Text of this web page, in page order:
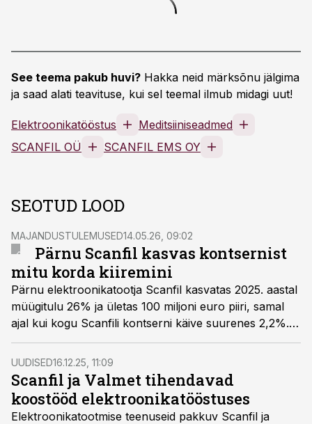
See teema pakub huvi? Hakka neid märksõnu jälgima
ja saad alati teavituse, kui sel teemal ilmub midagi uut!
Elektroonikatööstus
Meditsiiniseadmed
SCANFIL OÜ
SCANFIL EMS OY
SEOTUD LOOD
MAJANDUSTULEMUSED14.05.26, 09:02
Pärnu Scanfil kasvas kontsernist
mitu korda kiiremini
Pärnu elektroonikatootja Scanfil kasvatas 2025. aastal
müügitulu 26% ja ületas 100 miljoni euro piiri, samal
ajal kui kogu Scanfili kontserni käive suurenes 2,2%.
Pärnu ettevõtte kasv jätkus ka 2026. aasta alguses.
UUDISED16.12.25, 11:09
Scanfil ja Valmet tihendavad
koostööd elektroonikatööstuses
Elektroonikatootmise teenuseid pakkuv Scanfil ja